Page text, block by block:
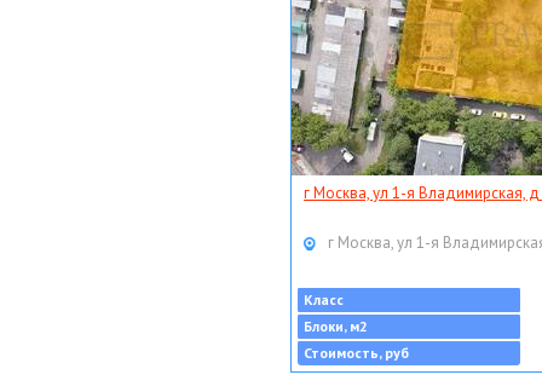
г Москва, ул 1-я Владимирская, д
г Москва, ул 1-я
Класс
Блоки, м2
Стоимость, руб